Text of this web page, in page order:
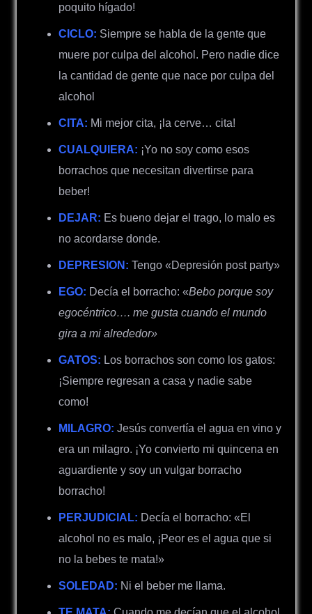
poquito hígado!
CICLO: Siempre se habla de la gente que
muere por culpa del alcohol. Pero nadie dice
la cantidad de gente que nace por culpa del
alcohol
CITA: Mi mejor cita, ¡la cerve… cita!
CUALQUIERA: ¡Yo no soy como esos
borrachos que necesitan divertirse para
beber!
DEJAR: Es bueno dejar el trago, lo malo es
no acordarse donde.
DEPRESION: Tengo «Depresión post party»
EGO: Decía el borracho: «Bebo porque soy
egocéntrico…. me gusta cuando el mundo
gira a mi alrededor»
GATOS: Los borrachos son como los gatos:
¡Siempre regresan a casa y nadie sabe
como!
MILAGRO: Jesús convertía el agua en vino y
era un milagro. ¡Yo convierto mi quincena en
aguardiente y soy un vulgar borracho
borracho!
PERJUDICIAL: Decía el borracho: «El
alcohol no es malo, ¡Peor es el agua que si
no la bebes te mata!»
SOLEDAD: Ni el beber me llama.